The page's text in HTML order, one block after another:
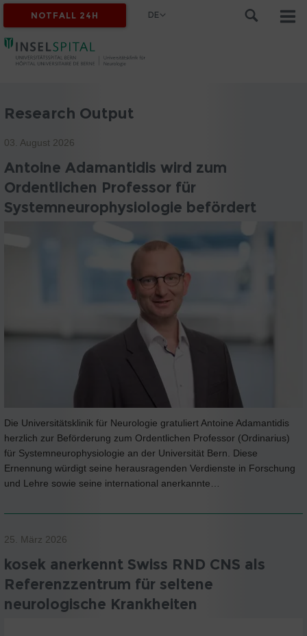
NOTFALL 24H DE
Research Output
03. August 2026
Antoine Adamantidis wird zum
Ordentlichen Professor für
Systemneurophysiologie befördert
Die Universitätsklinik für Neurologie gratuliert Antoine Adamantidis
herzlich zur Beförderung zum Ordentlichen Professor (Ordinarius)
für Systemneurophysiologie an der Universität Bern. Diese
Ernennung würdigt seine herausragenden Verdienste in Forschung
und Lehre sowie seine international anerkannte…
25. März 2026
kosek anerkennt Swiss RND CNS als
Referenzzentrum für seltene
neurologische Krankheiten